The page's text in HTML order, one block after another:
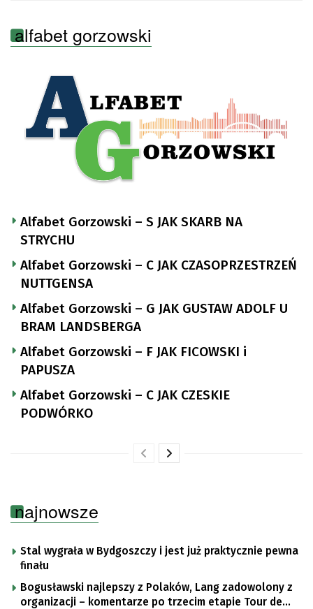
alfabet gorzowski
Alfabet Gorzowski – S JAK SKARB NA
STRYCHU
Alfabet Gorzowski – C JAK CZASOPRZESTRZEŃ
NUTTGENSA
Alfabet Gorzowski – G JAK GUSTAW ADOLF U
BRAM LANDSBERGA
Alfabet Gorzowski – F JAK FICOWSKI i
PAPUSZA
Alfabet Gorzowski – C JAK CZESKIE
PODWÓRKO
najnowsze
Stal wygrała w Bydgoszczy i jest już praktycznie pewna
finału
Bogusławski najlepszy z Polaków, Lang zadowolony z
organizacji – komentarze po trzecim etapie Tour de